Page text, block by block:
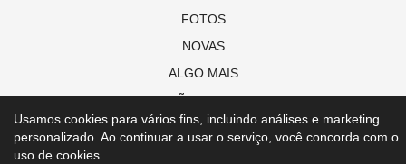
FOTOS
NOVAS
ALGO MAIS
EDIÇÕES ON-LINE
© Copyright 2021 Revista Revestrés
Usamos cookies para vários fins, incluindo análises e marketing
personalizado. Ao continuar a usar o serviço, você concorda com o
uso de cookies.